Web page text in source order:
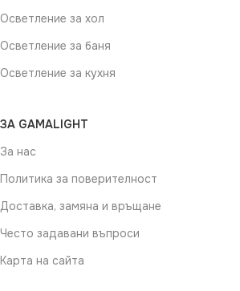
Осветление за хол
Осветление за баня
Осветление за кухня
ЗА GAMALIGHT
За нас
Политика за поверителност
Доставка, замяна и връщане
Често задавани въпроси
Карта на сайта